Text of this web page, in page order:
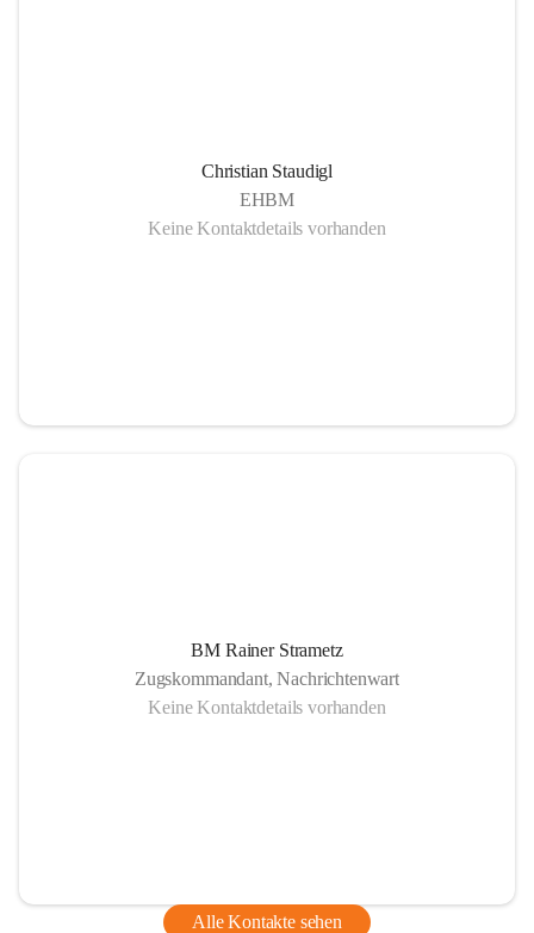
Christian Staudigl
EHBM
Keine Kontaktdetails vorhanden
BM Rainer Strametz
Zugskommandant, Nachrichtenwart
Keine Kontaktdetails vorhanden
Alle Kontakte sehen